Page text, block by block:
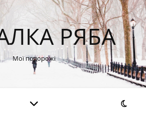
РЯБА
Мої подорожі